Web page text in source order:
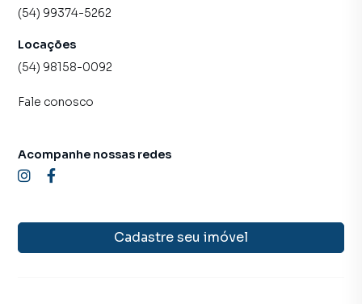
(54) 99374-5262
Locações
(54) 98158-0092
Fale conosco
Cadastre seu imóvel
Acompanhe nossas redes